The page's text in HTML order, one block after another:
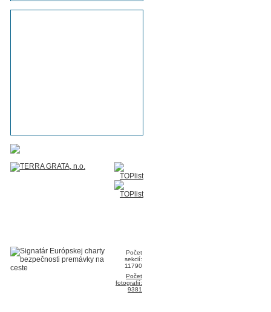
Počet
sekcií:
11790
Počet
fotografií:
9381